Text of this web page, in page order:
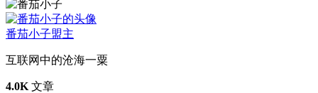
番茄小子盟主
互联网中的沧海一粟
4.0K 文章